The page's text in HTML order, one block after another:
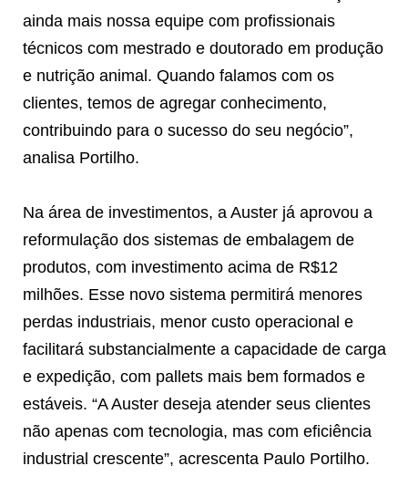
ainda mais nossa equipe com profissionais
técnicos com mestrado e doutorado em produção
e nutrição animal. Quando falamos com os
clientes, temos de agregar conhecimento,
contribuindo para o sucesso do seu negócio”,
analisa Portilho.
Na área de investimentos, a Auster já aprovou a
reformulação dos sistemas de embalagem de
produtos, com investimento acima de R$12
milhões. Esse novo sistema permitirá menores
perdas industriais, menor custo operacional e
facilitará substancialmente a capacidade de carga
e expedição, com pallets mais bem formados e
estáveis. “A Auster deseja atender seus clientes
não apenas com tecnologia, mas com eficiência
industrial crescente”, acrescenta Paulo Portilho.